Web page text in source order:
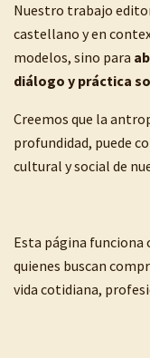
Nuestro trabajo
castellano y en
modelos, sino para
diálogo y práctica
Creemos que la
profundidad, puede
cultural y social de
Esta página funciona
quienes buscan
vida cotidiana,